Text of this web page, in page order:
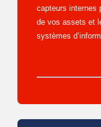
capteurs internes
de vos assets et
systèmes